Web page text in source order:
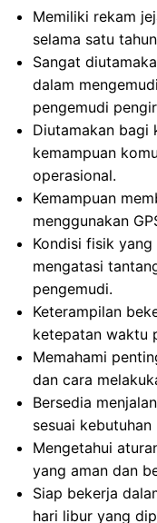
Memiliki rekam
selama satu
Sangat
dalam
pengemudi
Diutamakan bagi
kemampuan
operasional.
Kemampuan
menggunakan
Kondisi fisik
mengatasi
pengemudi.
Keterampilan
ketepatan waktu
Memahami
dan cara
Bersedia
sesuai kebutuhan
Mengetahui
yang aman dan
Siap bekerja
hari libur yang